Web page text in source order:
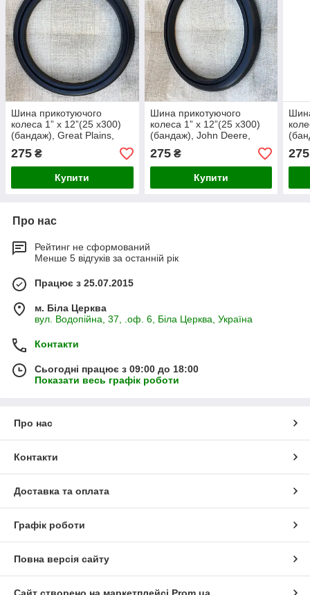
Шина прикотуючого
колеса 1” x 12”(25 x300)
(бандаж), Great Plains,
814-034C
275 ₴
Купити
Шина прикотуючого
колеса 1” x 12”(25 x300)
(бандаж), John Deere,
A22325
275₴
Купити
275
Про нас
Рейтинг не сформований
Менше 5 відгуків за останній рік
Працює з 25.07.2015
м. Біла Церква
вул. Водопійна, 37, .оф. 6, Біла Церква, Україна
Контакти
Сьогодні працює з 09:00 до 18:00
Показати весь графік роботи
Про нас
Контакти
Доставка та оплата
Графік роботи
Повна версія сайту